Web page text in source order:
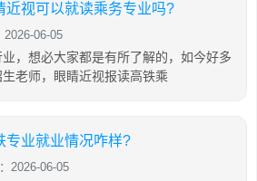
近视可以就读乘务专业吗?
2026-06-05
，想必大家都是有所了解的，如今好多
老师，眼睛近视报读高铁乘
专业就业情况咋样?
2026-06-05